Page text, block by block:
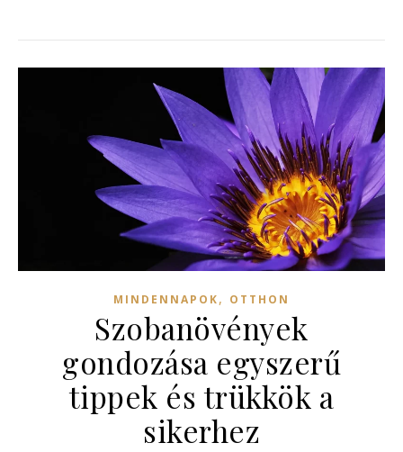
MINDENNAPOK, OTTHON
Szobanövények
gondozása egyszerű
tippek és trükkök a
sikerhez